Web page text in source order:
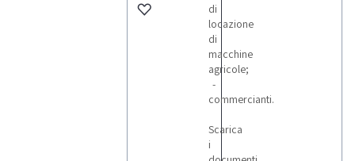
di
locazione
di
macchine
agricole;
-
commercianti.
Scarica
i